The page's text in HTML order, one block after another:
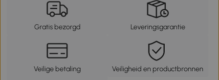
Gratis bezorgd Leveringsgarantie
Veilige betaling Veiligheid en productbronnen